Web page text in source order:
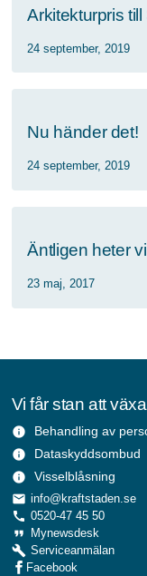
Arkitekturpris
24 september, 2019
Nu händer det!
24 september, 2019
Äntligen heter
23 maj, 2017
Vi får stan att
info
Behandling av
info
Dataskyddsombud
info
Visselblåsning
local_post_office info@kraftstaden.se
call 0520-47 45 50
format_quote Mynewsdesk
build Serviceanmälan
Facebook